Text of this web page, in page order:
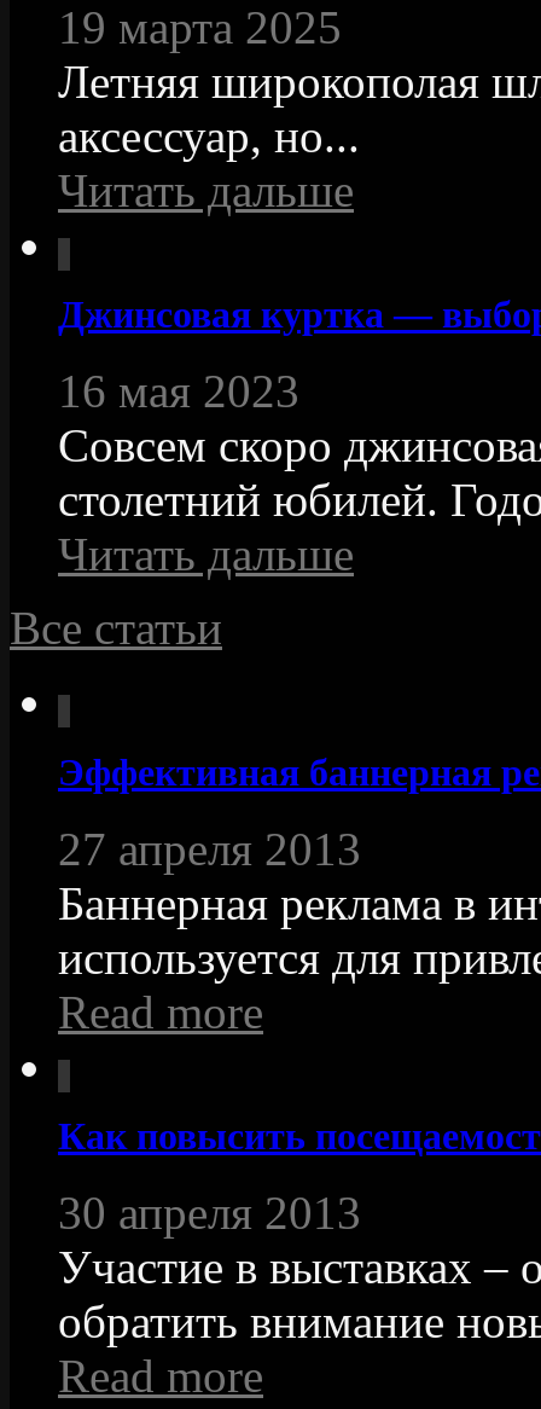
19 марта 2025
Летняя широкополая
аксессуар, но...
Читать дальше
Джинсовая куртка —
16 мая 2023
Совсем скоро
столетний юбилей.
Читать дальше
Все статьи
Эффективная баннерная
27 апреля 2013
Баннерная реклама в
используется для
Read more
Как повысить
30 апреля 2013
Участие в выставках –
обратить внимание
Read more